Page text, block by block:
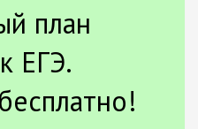
план
ЕГЭ.